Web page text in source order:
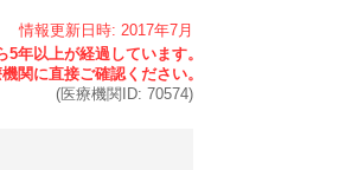
情報更新日時: 2017年7月
(医療機関ID: 70574)